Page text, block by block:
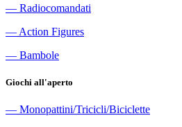
― Radiocomandati
― Action Figures
― Bambole
Giochi all'aperto
― Monopattini/Tricicli/Biciclette